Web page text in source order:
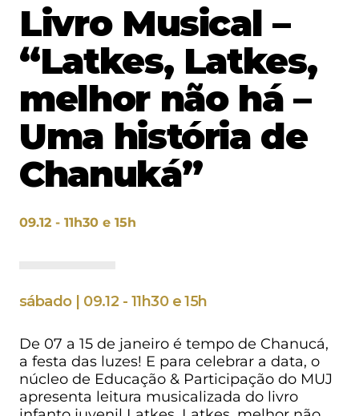
Livro Musical –
“Latkes, Latkes,
melhor não há –
Uma história de
Chanuká”
09.12 - 11h30 e 15h
sábado | 09.12 - 11h30 e 15h
De 07 a 15 de janeiro é tempo de Chanucá,
a festa das luzes! E para celebrar a data, o
núcleo de Educação & Participação do MUJ
apresenta leitura musicalizada do livro